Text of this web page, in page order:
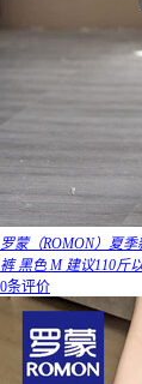
罗蒙（ROMON）夏
裤 黑色 M 建议110斤
0条评价